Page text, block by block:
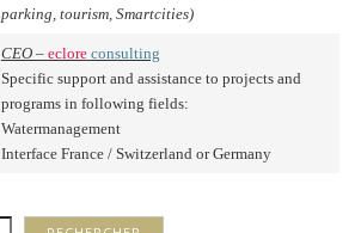
parking, tourism, Smartcities)
CEO – eclore consulting
Specific support and assistance to projects and
programs in following fields:
Watermanagement
Interface France / Switzerland or Germany